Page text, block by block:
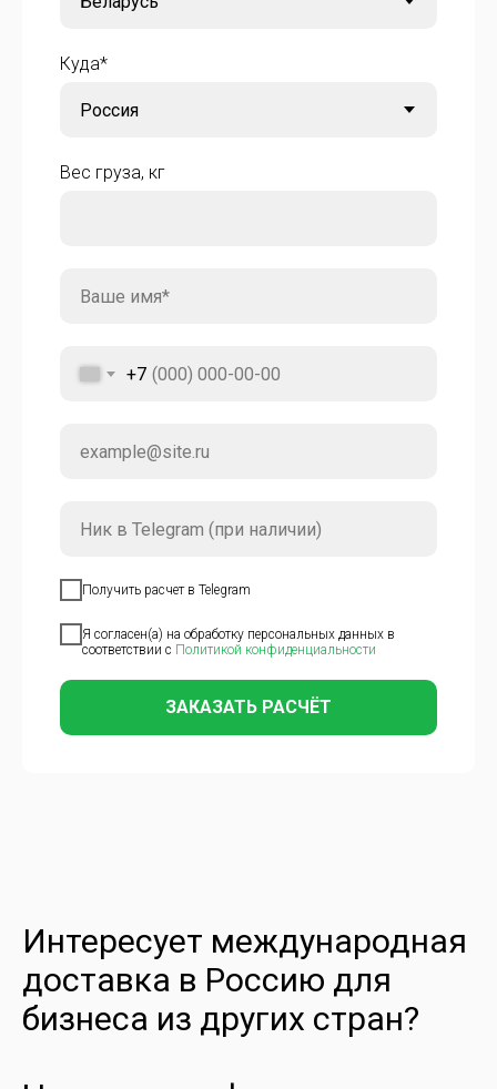
Куда*
Вес груза, кг
+7
Получить расчет в Telegram
Я согласен(а) на обработку персональных данных в
соответствии с Политикой конфиденциальности
ЗАКАЗАТЬ РАСЧЁТ
Интересует международная
доставка в Россию для
бизнеса из других стран?